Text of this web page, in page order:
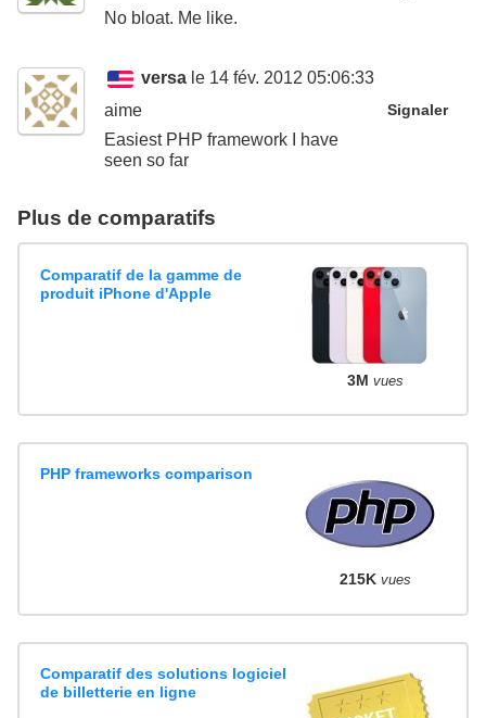
No bloat. Me like.
versa le 14 fév. 2012 05:06:33
Signaler
aime
Easiest PHP framework I have
seen so far
Plus de comparatifs
Comparatif de la gamme de
produit iPhone d'Apple
3M vues
PHP frameworks comparison
215K vues
Comparatif des solutions logiciel
de billetterie en ligne